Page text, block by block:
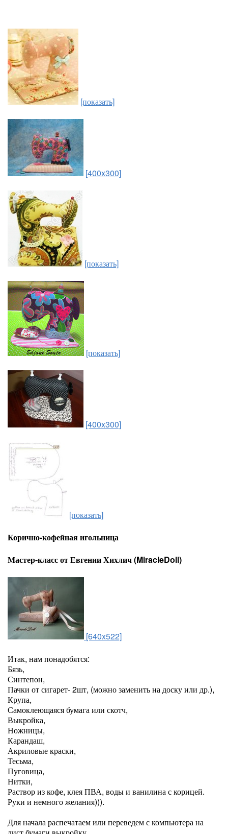
[показать]
[400x300]
[показать]
[показать]
[400x300]
[показать]
Корично-кофейная игольница
Мастер-класс от Евгении Хихлич (MiracleDoll)
[640x522]
Итак, нам понадобятся:
Бязь,
Синтепон,
Пачки от сигарет- 2шт, (можно заменить на доску или др.),
Крупа,
Самоклеющаяся бумага или скотч,
Выкройка,
Ножницы,
Карандаш,
Акриловые краски,
Тесьма,
Пуговица,
Нитки,
Раствор из кофе, клея ПВА, воды и ванилина с корицей.
Руки и немного желания))).
Для начала распечатаем или переведем с компьютера на